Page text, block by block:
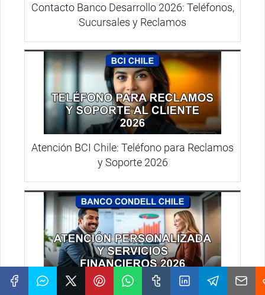
Contacto Banco Desarrollo 2026: Teléfonos,
Sucursales y Reclamos
Atención BCI Chile: Teléfono para Reclamos
y Soporte 2026
Banco Condell 2026: Atención